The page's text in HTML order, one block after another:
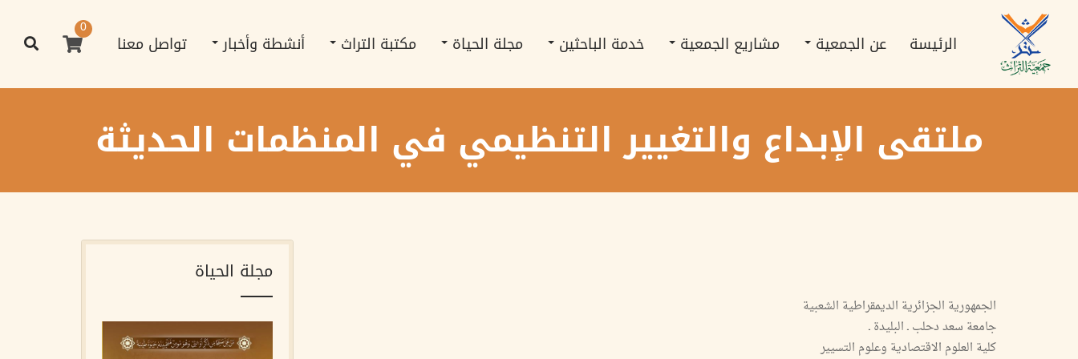
الرئيسي navigation
الرئيسة عن الجمعية مشاريع الجمعية خدمة الباحثين مجلة الحياة مكتبة التراث أنشطة وأخبار تواصل معنا
0
ملتقى الإبداع والتغيير التنظيمي في المنظمات الحديثة
الجمهورية الجزائرية الديمقراطية الشعبية
جامعة سعد دحلب ـ البليدة ـ
كلية العلوم الاقتصادية وعلوم التسيير
مجلة الحياة